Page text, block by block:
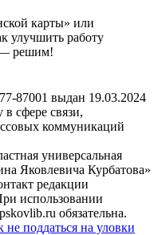
карты» или
улучшить работу
решим!
87001 выдан 19.03.2024
сфере связи,
коммуникаций
универсальная
Яковлевича Курбатова»
редакции
использовании
обязательна.
поддаться на уловки